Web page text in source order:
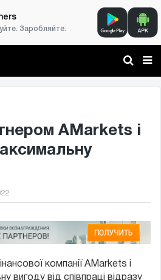
Заробляйте.
AMarkets і
компанії AMarkets і
вигоду від співпраці відразу